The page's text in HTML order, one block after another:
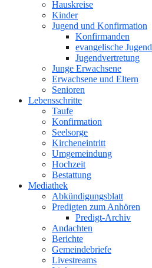
Hauskreise
Kinder
Jugend und Konfirmation
Konfirmanden
evangelische Jugend
Jugendvertretung
Junge Erwachsene
Erwachsene und Eltern
Senioren
Lebensschritte
Taufe
Konfirmation
Seelsorge
Kircheneintritt
Umgemeindung
Hochzeit
Bestattung
Mediathek
Abkündigungsblatt
Predigten zum Anhören
Predigt-Archiv
Andachten
Berichte
Gemeindebriefe
Livestreams